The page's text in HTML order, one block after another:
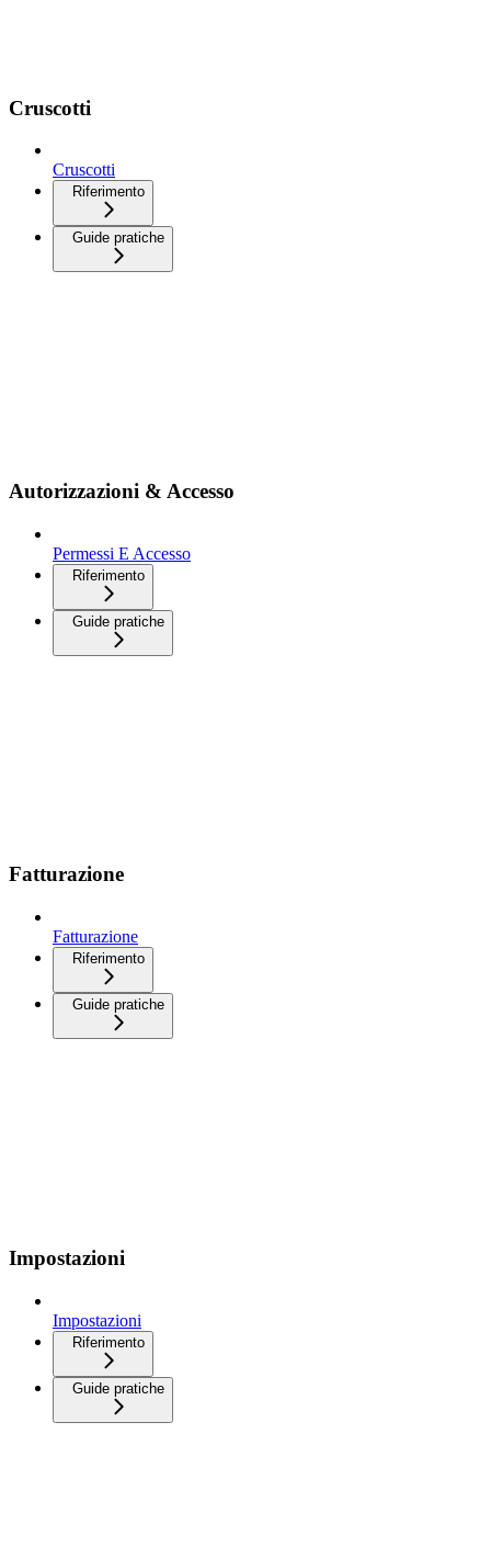
Cruscotti
Cruscotti
Riferimento
Guide pratiche
Autorizzazioni & Accesso
Permessi E Accesso
Riferimento
Guide pratiche
Fatturazione
Fatturazione
Riferimento
Guide pratiche
Impostazioni
Impostazioni
Riferimento
Guide pratiche